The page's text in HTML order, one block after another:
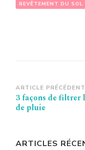
REVÊTEMENT DU SOL
Navigation
d’article
ARTICLE PRÉCÉDENT
3 façons de filtrer
de pluie
ARTICLES